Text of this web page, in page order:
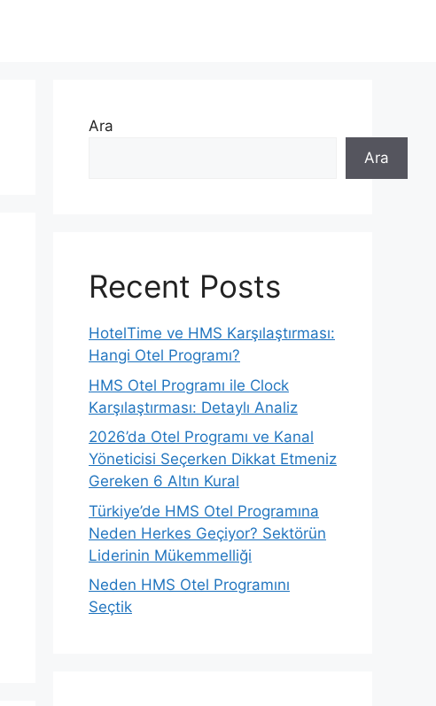
Ara
Ara
Recent Posts
HotelTime ve HMS Karşılaştırması:
Hangi Otel Programı?
HMS Otel Programı ile Clock
Karşılaştırması: Detaylı Analiz
2026’da Otel Programı ve Kanal
Yöneticisi Seçerken Dikkat Etmeniz
Gereken 6 Altın Kural
Türkiye’de HMS Otel Programına
Neden Herkes Geçiyor? Sektörün
Liderinin Mükemmelliği
Neden HMS Otel Programını
Seçtik